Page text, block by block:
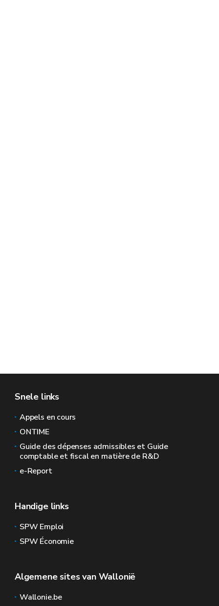
Snele links
Appels en cours
ONTIME
Guide des dépenses admissibles et Guide
comptable et fiscal en matière de R&D
e-Report
Handige links
SPW Emploi
SPW Économie
Algemene sites van Wallonië
Wallonie.be